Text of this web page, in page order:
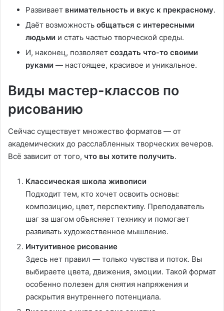
Развивает внимательность и вкус к прекрасному.
Даёт возможность общаться с интересными
людьми и стать частью творческой среды.
И, наконец, позволяет создать что-то своими
руками — настоящее, красивое и уникальное.
Виды мастер-классов по
рисованию
Сейчас существует множество форматов — от
академических до расслабленных творческих вечеров.
Всё зависит от того, что вы хотите получить.
Классическая школа живописи
Подходит тем, кто хочет освоить основы:
композицию, цвет, перспективу. Преподаватель
шаг за шагом объясняет технику и помогает
развивать художественное мышление.
Интуитивное рисование
Здесь нет правил — только чувства и поток. Вы
выбираете цвета, движения, эмоции. Такой формат
особенно полезен для снятия напряжения и
раскрытия внутреннего потенциала.